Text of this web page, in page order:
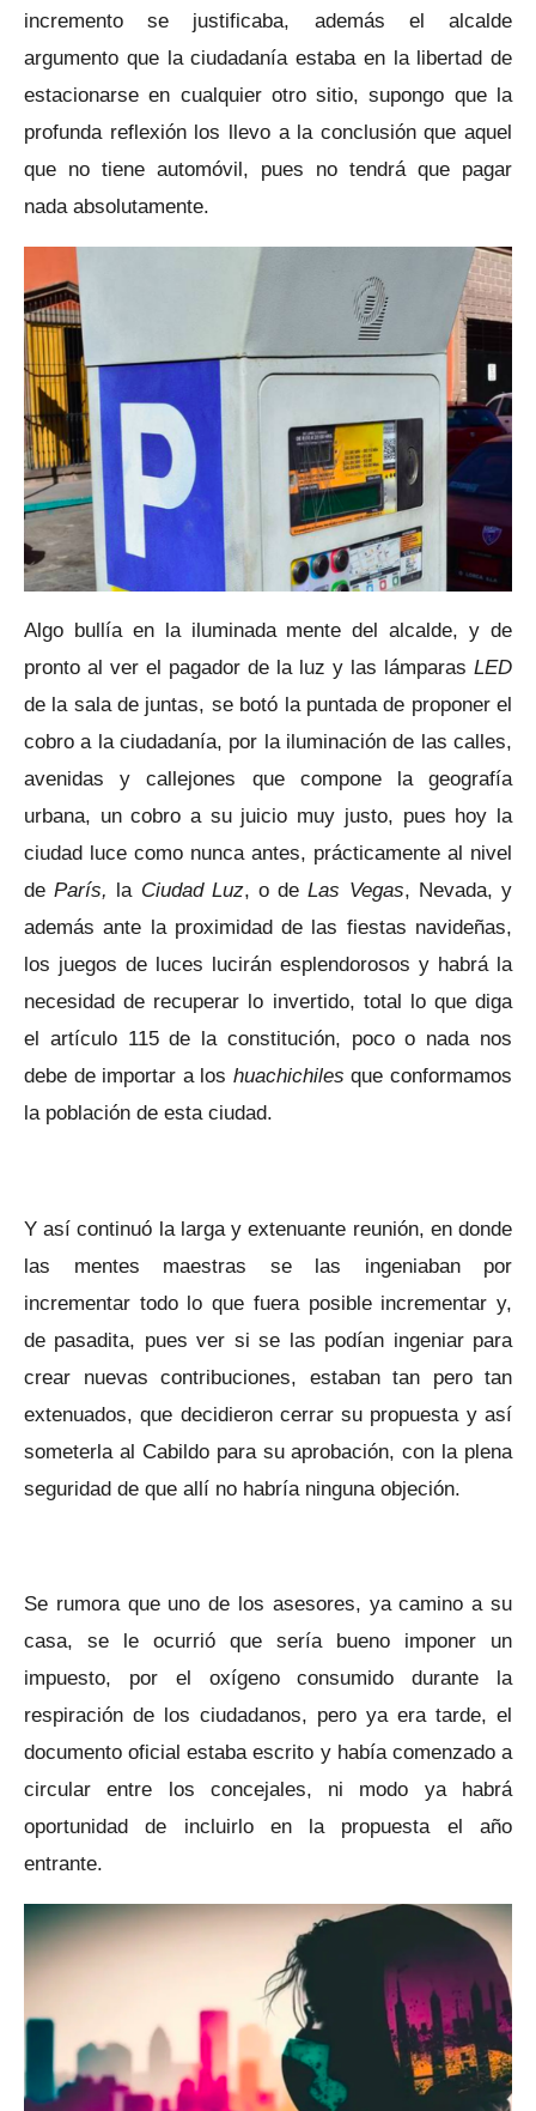
incremento se justificaba, además el alcalde
argumento que la ciudadanía estaba en la libertad de
estacionarse en cualquier otro sitio, supongo que la
profunda reflexión los llevo a la conclusión que aquel
que no tiene automóvil, pues no tendrá que pagar
nada absolutamente.
Algo bullía en la iluminada mente del alcalde, y de
pronto al ver el pagador de la luz y las lámparas LED
de la sala de juntas, se botó la puntada de proponer el
cobro a la ciudadanía, por la iluminación de las calles,
avenidas y callejones que compone la geografía
urbana, un cobro a su juicio muy justo, pues hoy la
ciudad luce como nunca antes, prácticamente al nivel
deParís, la Ciudad Luz, o deLas Vegas, Nevada, y
además ante la proximidad de las fiestas navideñas,
los juegos de luces lucirán esplendorosos y habrá la
necesidad de recuperar lo invertido, total lo que diga
el artículo 115 de la constitución, poco o nada nos
debe de importar a los huachichiles que conformamos
la población de esta ciudad.
Y así continuó la larga y extenuante reunión, en donde
las mentes maestras se las ingeniaban por
incrementar todo lo que fuera posible incrementar y,
de pasadita, pues ver si se las podían ingeniar para
crear nuevas contribuciones, estaban tan pero tan
extenuados, que decidieron cerrar su propuesta y así
someterla al Cabildo para su aprobación, con la plena
seguridad de que allí no habría ninguna objeción.
Se rumora que uno de los asesores, ya camino a su
casa, se le ocurrió que sería bueno imponer un
impuesto, por el oxígeno consumido durante la
respiración de los ciudadanos, pero ya era tarde, el
documento oficial estaba escrito y había comenzado a
circular entre los concejales, ni modo ya habrá
oportunidad de incluirlo en la propuesta el año
entrante.